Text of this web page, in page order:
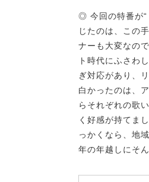
◎ 今回の特番が“
じたのは、この
ナーも大変なの
ト時代にふさわ
ぎ対応があり、
白かったのは、
らそれぞれの歌
く好感が持てま
っかくなら、地
年の年越しにそ